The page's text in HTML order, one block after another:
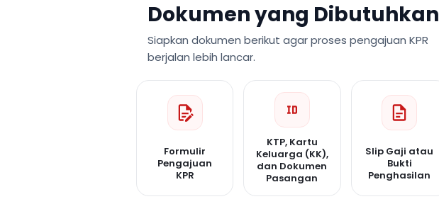
Dokumen yang Dibutuhkan
Siapkan dokumen berikut agar proses pengajuan KPR
berjalan lebih lancar.
Formulir
Pengajuan
KPR
KTP, Kartu
Keluarga (KK),
dan Dokumen
Pasangan
Slip Gaji atau
Bukti
Penghasilan